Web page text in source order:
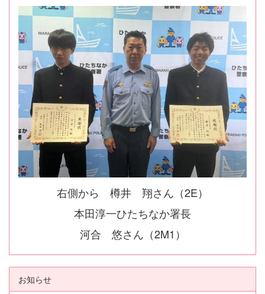
右側から 樽井 翔さん（2E）
本田淳一ひたちなか署長
河合 悠さん（2M1）
お知らせ